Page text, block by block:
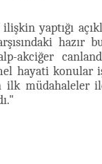
yaptığı
hazır
akciğer
hayati konular
ilk müdahaleler